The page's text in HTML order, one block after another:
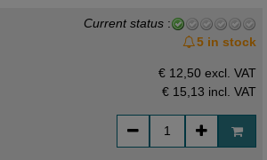
Current status :
5 in stock
€ 12,50 excl. VAT
€ 15,13 incl. VAT